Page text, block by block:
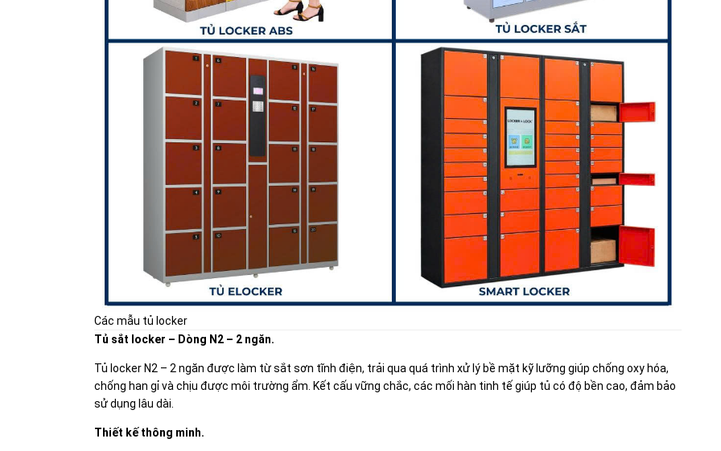
Các mẫu tủ locker
Tủ sắt locker – Dòng N2 – 2 ngăn.
Tủ locker N2 – 2 ngăn được làm từ sắt sơn tĩnh điện, trải qua quá trình xử lý bề mặt kỹ lưỡng giúp chống oxy hóa,
chống han gỉ và chịu được môi trường ẩm. Kết cấu vững chắc, các mối hàn tinh tế giúp tủ có độ bền cao, đảm bảo
sử dụng lâu dài.
Thiết kế thông minh.